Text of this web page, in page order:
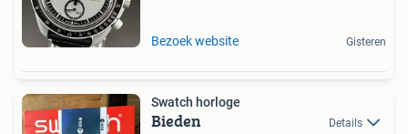
Bezoek website Gisteren
Swatch horloge
Bieden Details